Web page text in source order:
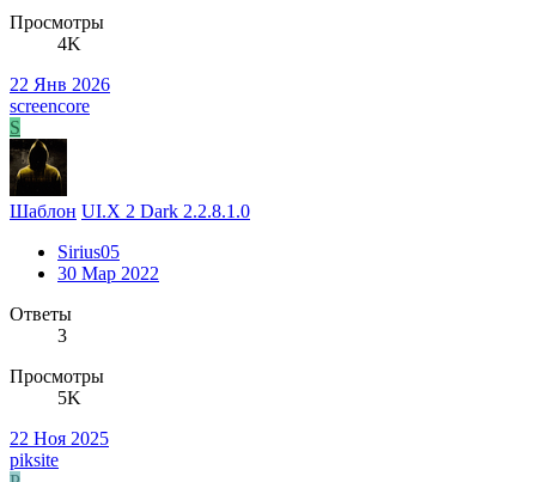
Просмотры
4K
22 Янв 2026
screencore
S
Шаблон UI.X 2 Dark 2.2.8.1.0
Sirius05
30 Мар 2022
Ответы
3
Просмотры
5K
22 Ноя 2025
piksite